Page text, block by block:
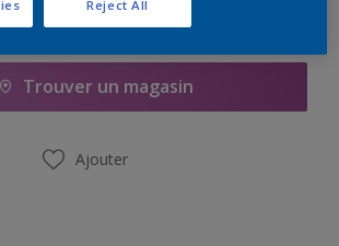
Ajouter à la liste d’achats
Trouver un magasin
Ajouter
Reject All